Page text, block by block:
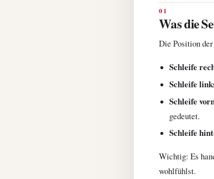
Was die
Die Position
Schleife
Schleife
Schleife
gedeutet.
Schleife
Wichtig: Es
wohlfühlst.